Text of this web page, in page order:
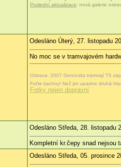
Poslední aktualizace: nová galerie
Odesláno Úterý, 27. listopadu
No moc se v tramvajovém
Ostrava: 2007 Genocida tramvají T3
Foťte kachny! Než jim upadne druhá
Fotky nejen dopravní
Odesláno Středa, 28. listopadu
Kompletní kr.čepy snad nejsou
Odesláno Středa, 05. prosince